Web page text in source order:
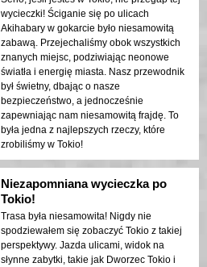
wycieczki! Ściganie się po ulicach
Akihabary w gokarcie było niesamowitą
zabawą. Przejechaliśmy obok wszystkich
znanych miejsc, podziwiając neonowe
światła i energię miasta. Nasz przewodnik
był świetny, dbając o nasze
bezpieczeństwo, a jednocześnie
zapewniając nam niesamowitą frajdę. To
była jedna z najlepszych rzeczy, które
zrobiliśmy w Tokio!
Niezapomniana wycieczka po
Tokio!
Trasa była niesamowita! Nigdy nie
spodziewałem się zobaczyć Tokio z takiej
perspektywy. Jazda ulicami, widok na
słynne zabytki, takie jak Dworzec Tokio i